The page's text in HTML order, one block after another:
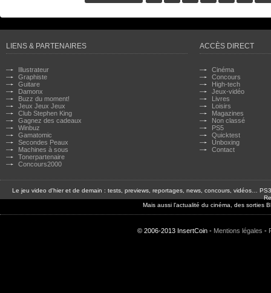
LIENS & PARTENAIRES
Illustrateur
Graphiste
Guitare
Damonx
Buzz du moment!
Jeux Jeux Jeux
Club Stephen King
Gagnez des cadeaux
Winbuz
Gamatomic
Secondes Peaux
Machines à sous
Tonerpartenaire
Concours2000
ACCÈS DIRECT
Cinéma
Concours
High-tech
Jeux-vidéo
Livres
Loisirs
Magazines
Non classé
PS5
Quicktest
Unboxing
Contact
Le jeu video d'hier et de demain : tests, previews, reportages, news, concours, vidéos…
Mais aussi l'actualité du cinéma, des sorties
© 2006-2013 InsertCoin - Mentions légales -